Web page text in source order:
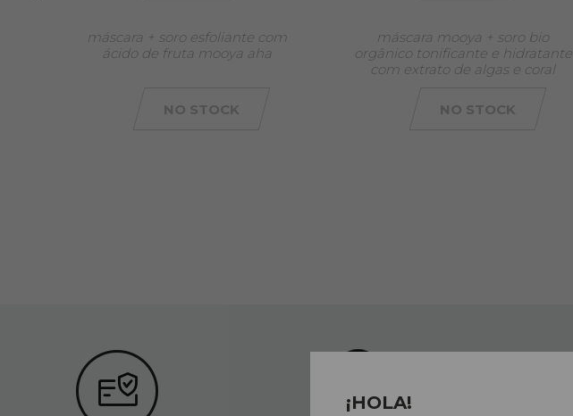
máscara + soro esfoliante com
ácido de fruta mooya aha
NO STOCK
máscara mooya + soro bio
orgânico tonificante e hidratante
com extrato de algas e coral
NO STOCK
¡HOLA!